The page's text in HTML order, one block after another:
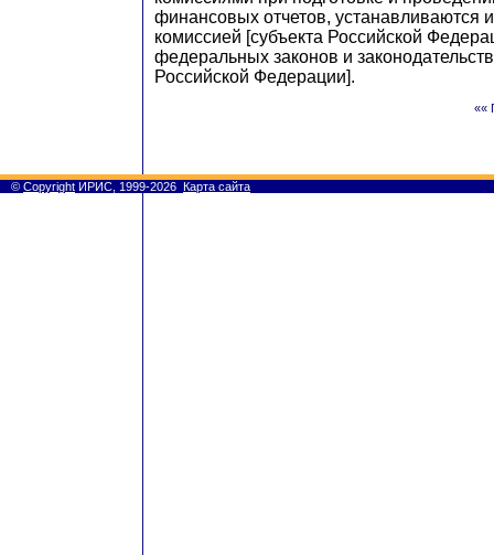
финансовых отчетов, устанавливаются
комиссией [субъекта Российской
федеральных законов и
Российской Федерации].
««
© Copyright ИРИС, 1999-2026 Карта сайта